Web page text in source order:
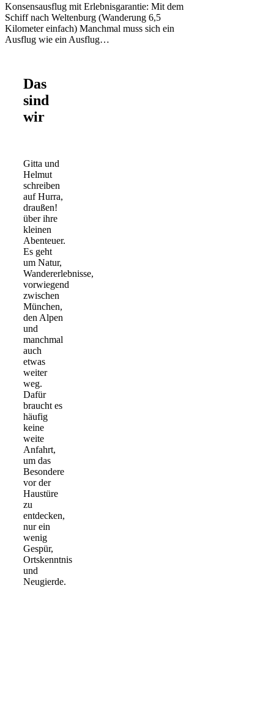
Konsensausflug mit Erlebnisgarantie: Mit dem
Schiff nach Weltenburg (Wanderung 6,5
Kilometer einfach) Manchmal muss sich ein
Ausflug wie ein Ausflug…
Das
sind
wir
Gitta und
Helmut
schreiben
auf Hurra,
draußen!
über ihre
kleinen
Abenteuer.
Es geht
um Natur,
Wandererlebnisse,
vorwiegend
zwischen
München,
den Alpen
und
manchmal
auch
etwas
weiter
weg.
Dafür
braucht es
häufig
keine
weite
Anfahrt,
um das
Besondere
vor der
Haustüre
zu
entdecken,
nur ein
wenig
Gespür,
Ortskenntnis
und
Neugierde.